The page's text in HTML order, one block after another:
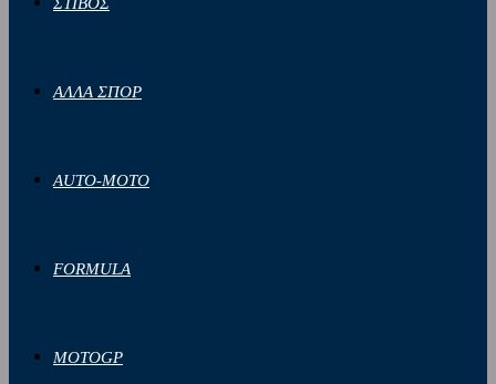
ΑΛΛΑ ΣΠΟΡ
AUTO-MOTO
FORMULA
MOTOGP